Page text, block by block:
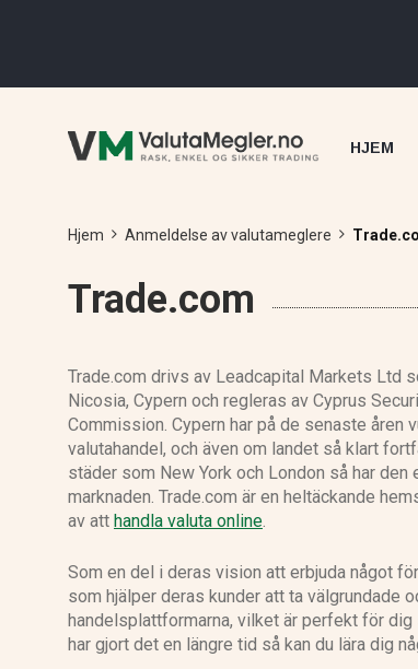
HJEM
Hjem Anmeldelse av valutameglere
Trade.com
Trade.com drivs av Leadcapital Markets Ltd
Nicosia, Cypern och regleras av Cyprus
Commission. Cypern har på de senaste åren
valutahandel, och även om landet så klart
städer som New York och London så har den
marknaden. Trade.com är en heltäckande
av att handla valuta online.
Som en del i deras vision att erbjuda något
som hjälper deras kunder att ta välgrundade
handelsplattformarna, vilket är perfekt för
har gjort det en längre tid så kan du lära dig